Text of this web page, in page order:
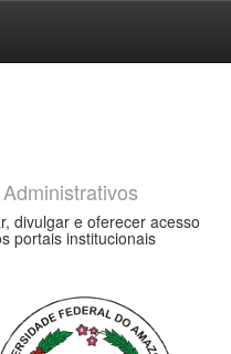
divulgar e oferecer acesso
portais institucionais